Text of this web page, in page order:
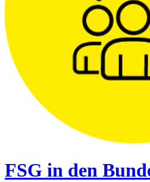
FSG in den